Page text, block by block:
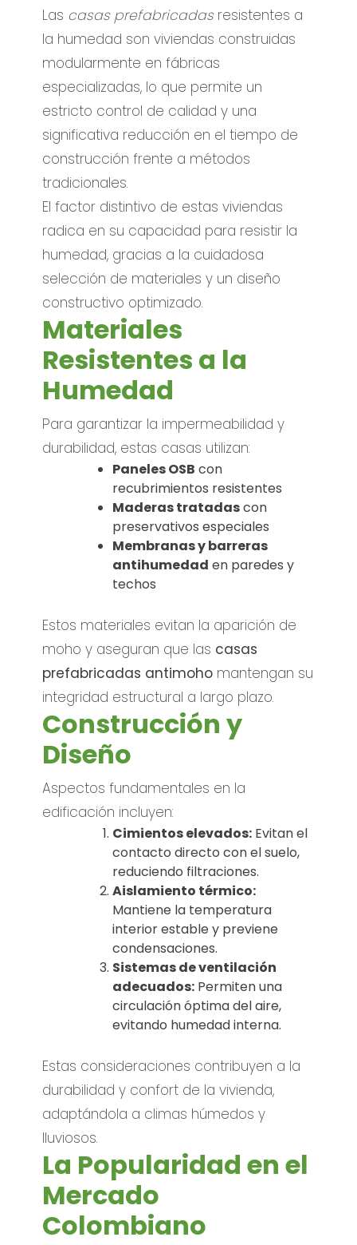
Las casas prefabricadasresistentes a
la humedad son viviendas construidas
modularmente en fábricas
especializadas, lo que permite un
estricto control de calidad y una
significativa reducción en el tiempo de
construcción frente a métodos
tradicionales.
El factor distintivo de estas viviendas
radica en su capacidad para resistir la
humedad, gracias a la cuidadosa
selección de materiales y un diseño
constructivo optimizado.
Materiales
Resistentes a la
Humedad
Para garantizar la impermeabilidad y
durabilidad, estas casas utilizan:
Paneles OSB con
recubrimientos resistentes
Maderas tratadascon
preservativos especiales
Membranas y barreras
antihumedad en paredes y
techos
Estos materiales evitan la aparición de
moho y aseguran que las casas
prefabricadas antimoho mantengan su
integridad estructural a largo plazo.
Construcción y
Diseño
Aspectos fundamentales en la
edificación incluyen:
Cimientos elevados: Evitan el
contacto directo con el suelo,
reduciendo filtraciones.
Aislamiento térmico:
Mantiene la temperatura
interior estable y previene
condensaciones.
Sistemas de ventilación
adecuados: Permiten una
circulación óptima del aire,
evitando humedad interna.
Estas consideraciones contribuyen a la
durabilidad y confort de la vivienda,
adaptándola a climas húmedos y
lluviosos.
La Popularidad en el
Mercado
Colombiano